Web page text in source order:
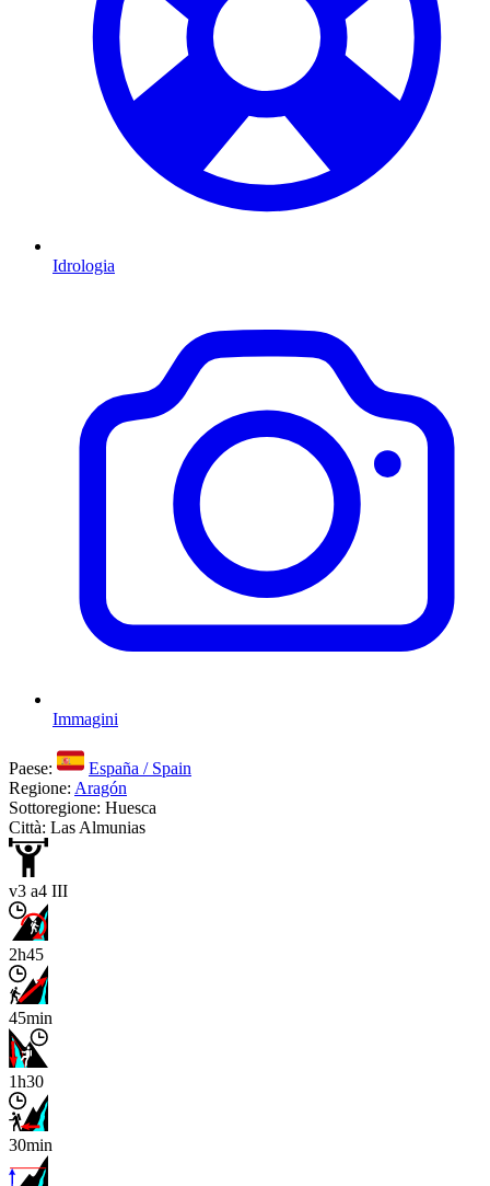
Idrologia
Immagini
Paese:
España / Spain
Regione: Aragón
Sottoregione: Huesca
Città: Las Almunias
v3 a4 III
2h45
45min
1h30
30min